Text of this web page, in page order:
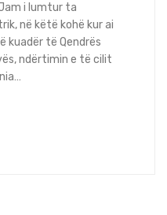
i lumtur ta
në këtë kohë kur ai
kuadër të Qendrës
ndërtimin e të cilit